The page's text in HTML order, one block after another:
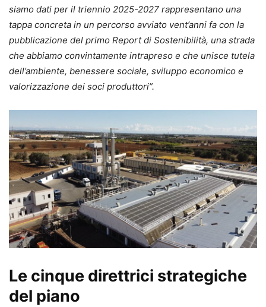
siamo dati per il triennio 2025-2027 rappresentano una
tappa concreta in un percorso avviato vent’anni fa con la
pubblicazione del primo Report di Sostenibilità, una strada
che abbiamo convintamente intrapreso e che unisce tutela
dell’ambiente, benessere sociale, sviluppo economico e
valorizzazione dei soci produttori”.
Le cinque direttrici strategiche
del piano